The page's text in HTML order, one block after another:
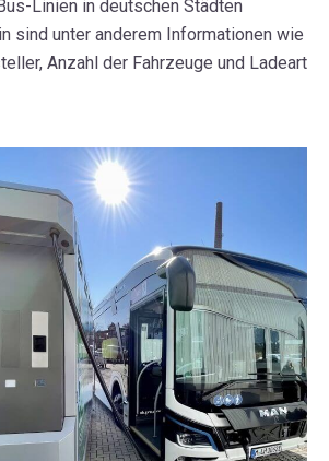
Linien in deutschen Städten
sind unter anderem Informationen wie
Anzahl der Fahrzeuge und Ladeart